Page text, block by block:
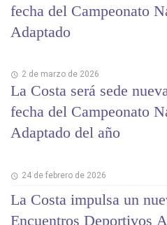
fecha del Campeonato
Adaptado
2 de marzo de 2026
La Costa será sede
fecha del Campeonato
Adaptado del año
24 de febrero de 2026
La Costa impulsa un
Encuentros Deportivos